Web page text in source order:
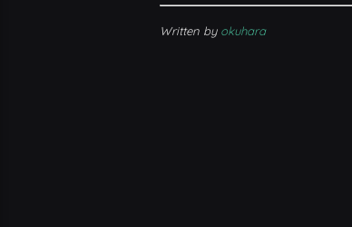
Written by okuhara